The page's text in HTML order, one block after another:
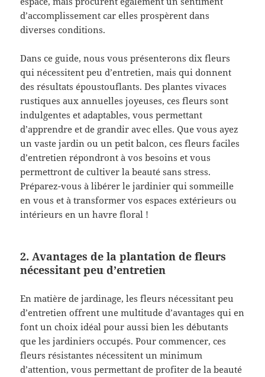
d’accomplissement car elles prospèrent dans
diverses conditions.
Dans ce guide, nous vous présenterons dix fleurs
qui nécessitent peu d’entretien, mais qui donnent
des résultats époustouflants. Des plantes vivaces
rustiques aux annuelles joyeuses, ces fleurs sont
indulgentes et adaptables, vous permettant
d’apprendre et de grandir avec elles. Que vous ayez
un vaste jardin ou un petit balcon, ces fleurs faciles
d’entretien répondront à vos besoins et vous
permettront de cultiver la beauté sans stress.
Préparez-vous à libérer le jardinier qui sommeille
en vous et à transformer vos espaces extérieurs ou
intérieurs en un havre floral !
2. Avantages de la plantation de fleurs
nécessitant peu d’entretien
En matière de jardinage, les fleurs nécessitant peu
d’entretien offrent une multitude d’avantages qui en
font un choix idéal pour aussi bien les débutants
que les jardiniers occupés. Pour commencer, ces
fleurs résistantes nécessitent un minimum
d’attention, vous permettant de profiter de la beauté